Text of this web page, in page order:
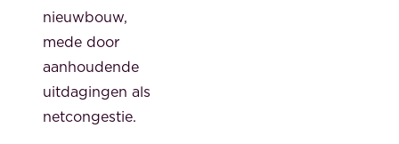
nieuwbouw,
mede door
aanhoudende
uitdagingen als
netcongestie.